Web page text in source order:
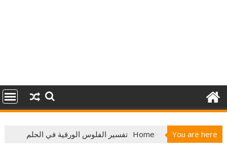
You are here
Home تفسير الفلوس الورقية في الحلم